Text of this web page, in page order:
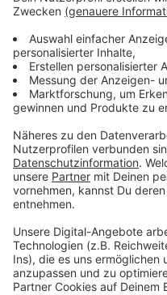
Anzeige
Weitere Infos und
Anzeige
Hier informiert die
Bauarbeiten und
Hier informiert die
Der Rhein-Ruhr-
RRX: Auch am